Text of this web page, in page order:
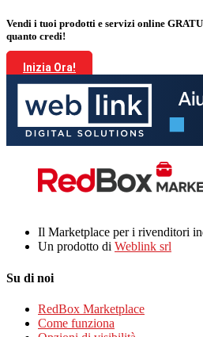
Vendi i tuoi prodotti e servizi online
quanto credi!
Inizia Ora!
Il Marketplace per i rivenditori
Un prodotto di Weblink srl
Su di noi
RedBox Marketplace
Come funziona